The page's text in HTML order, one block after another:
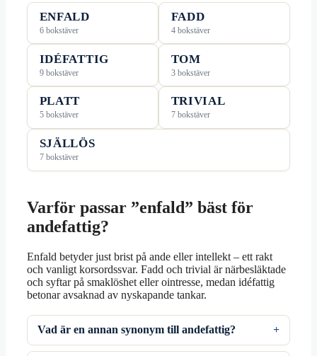
ENFALD
6 bokstäver
FADD
4 bokstäver
IDÉFATTIG
9 bokstäver
TOM
3 bokstäver
PLATT
5 bokstäver
TRIVIAL
7 bokstäver
SJÄLLÖS
7 bokstäver
Varför passar ”enfald” bäst för
andefattig?
Enfald betyder just brist på ande eller intellekt – ett rakt
och vanligt korsordssvar. Fadd och trivial är närbesläktade
och syftar på smaklöshet eller ointresse, medan idéfattig
betonar avsaknad av nyskapande tankar.
Vad är en annan synonym till andefattig?